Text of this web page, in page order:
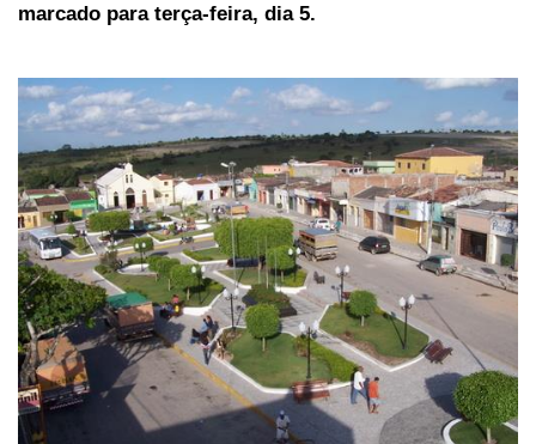
marcado para terça-feira, dia 5.